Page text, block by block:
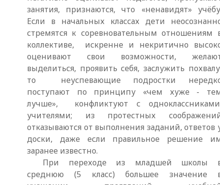
занятия, признаются, что «ненавидят»
Если в начальных классах дети
стремятся к соревновательным отношениям
коллективе, искренне и некритично
оценивают свои возможности,
выделиться, проявить себя, заслужить
то неуспевающие подростки
поступают по принципу «чем хуже -
лучше», конфликтуют с
учителями; из протестных
отказываются от выполнения заданий, ответов
доски, даже если правильное решение
заранее известно.
При переходе из младшей школы
среднюю (5 класс) большее значение